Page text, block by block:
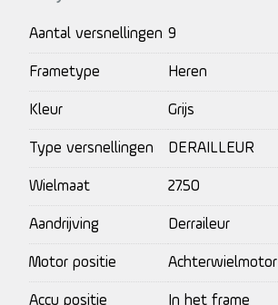
Aantal versnellingen 9
Frametype Heren
Kleur Grijs
Type versnellingen DERAILLEUR
Wielmaat 27.50
Aandrijving Derraileur
Motor positie Achterwielmotor
Accu positie In het frame